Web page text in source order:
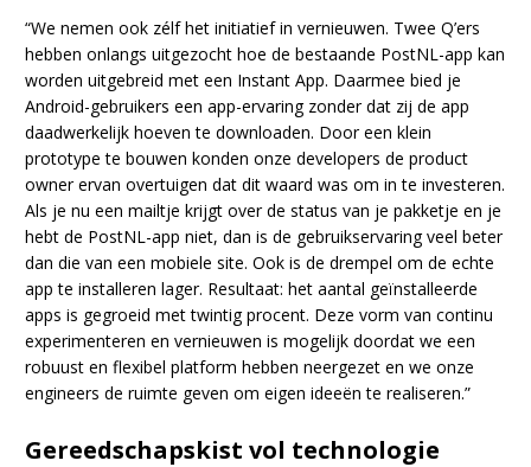
“We nemen ook zélf het initiatief in vernieuwen. Twee Q’ers
hebben onlangs uitgezocht hoe de bestaande PostNL-app kan
worden uitgebreid met een Instant App. Daarmee bied je
Android-gebruikers een app-ervaring zonder dat zij de app
daadwerkelijk hoeven te downloaden. Door een klein
prototype te bouwen konden onze developers de product
owner ervan overtuigen dat dit waard was om in te investeren.
Als je nu een mailtje krijgt over de status van je pakketje en je
hebt de PostNL-app niet, dan is de gebruikservaring veel beter
dan die van een mobiele site. Ook is de drempel om de echte
app te installeren lager. Resultaat: het aantal geïnstalleerde
apps is gegroeid met twintig procent. Deze vorm van continu
experimenteren en vernieuwen is mogelijk doordat we een
robuust en flexibel platform hebben neergezet en we onze
engineers de ruimte geven om eigen ideeën te realiseren.”
Gereedschapskist vol technologie